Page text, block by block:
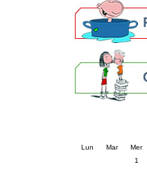
Lun Mar Mer
1